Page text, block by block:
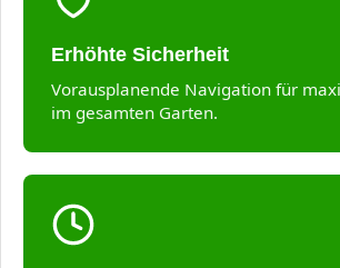
Erhöhte Sicherheit
Vorausplanende Navigation für
im gesamten Garten.